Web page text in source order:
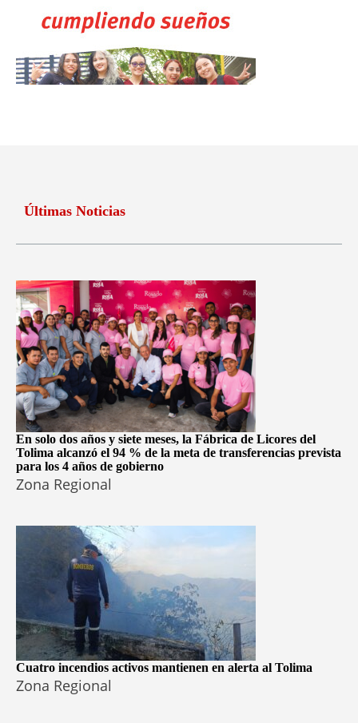
Últimas Noticias
En solo dos años y siete meses, la Fábrica de Licores del
Tolima alcanzó el 94 % de la meta de transferencias prevista
para los 4 años de gobierno
Zona Regional
Cuatro incendios activos mantienen en alerta al Tolima
Zona Regional